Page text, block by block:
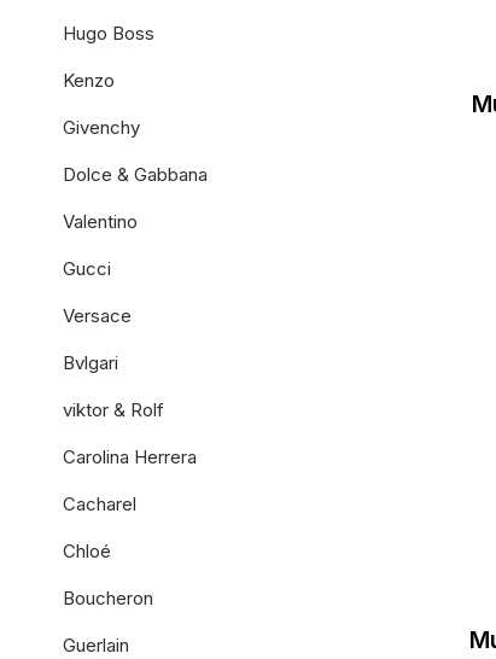
Hugo Boss
Kenzo
Givenchy
Dolce & Gabbana
Valentino
Gucci
Versace
Bvlgari
viktor & Rolf
Carolina Herrera
Cacharel
Chloé
Boucheron
Guerlain